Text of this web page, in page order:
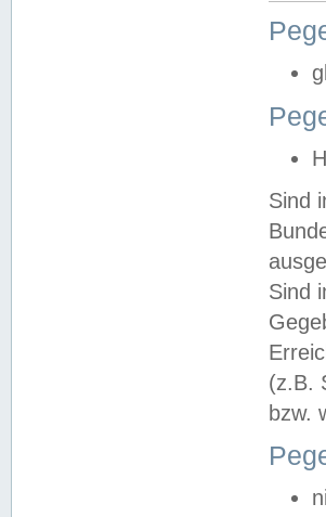
Sind
Sind
(z.B.
bzw.